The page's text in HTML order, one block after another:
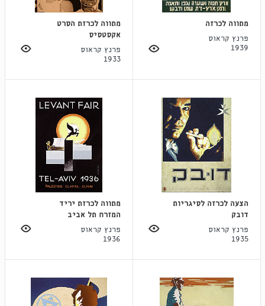
מתווה לכרזה
פרנץ קראוס
1939
מתווה לכרזת הסרט
אקסטסיס
פרנץ קראוס
1933
הצעה לכרזה לסיגריות
דובק
פרנץ קראוס
1935
מתווה לכרזת יריד
המזרח תל אביב
פרנץ קראוס
1936